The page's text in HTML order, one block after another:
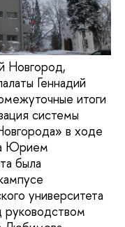
Геннадий
итоги
системы
в ходе
Юрием
была
университета
руководством